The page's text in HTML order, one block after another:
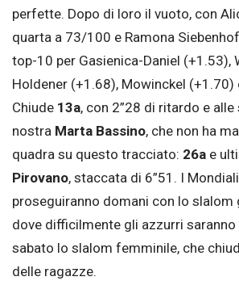
perfette. Dopo di loro il vuoto, con
quarta a 73/100 e Ramona
top-10 per Gasienica-Daniel (+1.53),
Holdener (+1.68), Mowinckel (+1.70)
Chiude 13a, con 2”28 di ritardo e alle
nostra Marta Bassino, che non ha
quadra su questo tracciato: 26a e
Pirovano, staccata di 6”51. I
proseguiranno domani con lo slalom
dove difficilmente gli azzurri saranno
sabato lo slalom femminile, che
delle ragazze.